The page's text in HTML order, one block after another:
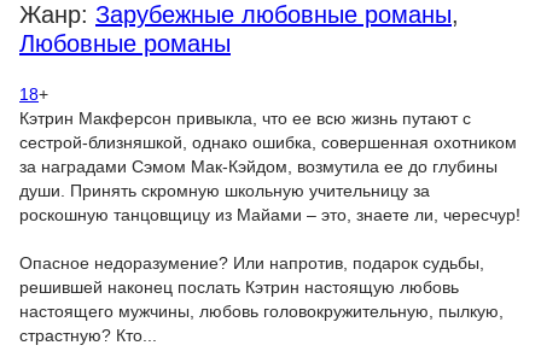
Жанр: Зарубежные любовные романы,
Любовные романы
18+
Кэтрин Макферсон привыкла, что ее всю жизнь путают с
сестрой-близняшкой, однако ошибка, совершенная охотником
за наградами Сэмом Мак-Кэйдом, возмутила ее до глубины
души. Принять скромную школьную учительницу за
роскошную танцовщицу из Майами – это, знаете ли, чересчур!
Опасное недоразумение? Или напротив, подарок судьбы,
решившей наконец послать Кэтрин настоящую любовь
настоящего мужчины, любовь головокружительную, пылкую,
страстную? Кто...